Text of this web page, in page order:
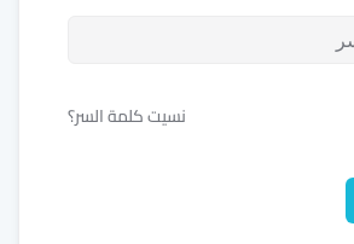
نسيت كلمة السر؟